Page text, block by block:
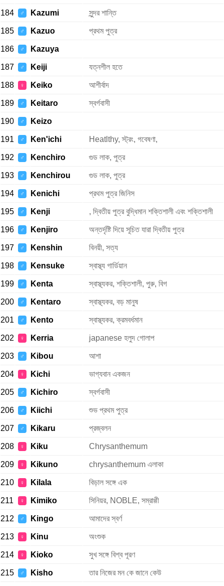
184 ♂ Kazumi সুন্দর শান্তি
185 ♂ Kazuo প্রথম পুত্র
186 ♂ Kazuya
187 ♂ Keiji যত্নশীল হতে
188 ♀ Keiko আশীর্বাদ
189 ♂ Keitaro স্বর্গবাসী
190 ♂ Keizo
191 ♂ Ken'ichi Heatlthy, স্ট্রং, গবেষণা,
192 ♂ Kenchiro গুড লাক, পুত্র
193 ♂ Kenchirou গুড লাক, পুত্র
194 ♂ Kenichi প্রথম পুত্র জিনিস
195 ♂ Kenji , দ্বিতীয় পুত্র বুদ্ধিমান শক্তিশালী এবং শক্তিশালী
196 ♂ Kenjiro অন্তর্দৃষ্টি দিয়ে সূচিত যারা দ্বিতীয় পুত্র
197 ♂ Kenshin বিনয়ী, সত্য
198 ♂ Kensuke স্বাস্থ্য গার্ডিয়ান
199 ♂ Kenta স্বাস্থ্যকর, শক্তিশালী, পুরু, বিগ
200 ♂ Kentaro স্বাস্থ্যকর, বড় মানুষ
201 ♂ Kento স্বাস্থ্যকর, ক্রমবর্ধমান
202 ♀ Kerria japanese হলুদ গোলাপ
203 ♂ Kibou আশা
204 ♀ Kichi ভাগ্যবান একজন
205 ♂ Kichiro স্বর্গবাসী
206 ♂ Kiichi শুভ প্রথম পুত্র
207 ♂ Kikaru প্রজ্বলন
208 ♀ Kiku Chrysanthemum
209 ♀ Kikuno chrysanthemum এলাকা
210 ♀ Kilala বিড়াল সঙ্গে এক
211 ♀ Kimiko সিনিয়র, NOBLE, সম্রাগ্গী
212 ♂ Kingo আমাদের স্বর্ণ
213 ♀ Kinu অংশুক
214 ♀ Kioko সুখ সঙ্গে বিশ্ব পূরণ
215 ♂ Kisho তার নিজের মন কে জানে কেউ